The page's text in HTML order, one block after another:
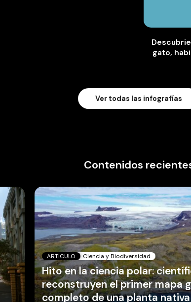
gato,
Ver todas las infografías
Contenidos
ARTICULO Ciencia y Biodiversidad
Hito en la ciencia polar:
reconstruyen el primer mapa
completo de una planta